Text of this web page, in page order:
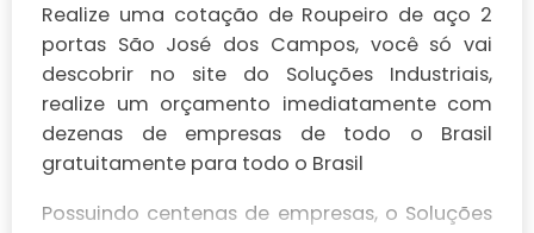
Realize uma cotação de Roupeiro de aço 2
portas São José dos Campos, você só vai
descobrir no site do Soluções Industriais,
realize um orçamento imediatamente com
dezenas de empresas de todo o Brasil
gratuitamente para todo o Brasil
Possuindo centenas de empresas, o Soluções